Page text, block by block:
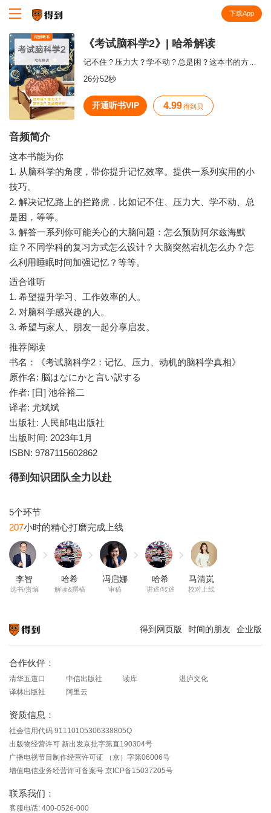
下载App
《考试脑科学2》| 哈希解读
记不住？压力大？学不动？总是困？这本书的方法能帮到你
26分52秒
开通听书VIP 4.99 得到贝
音频简介
这本书能为你
1. 从脑科学的角度，带你提升记忆效率。提供一系列实用的小
技巧。
2. 解决记忆路上的拦路虎，比如记不住、压力大、学不动、总
是困，等等。
3. 解答一系列你可能关心的大脑问题：怎么预防阿尔兹海默
症？不同学科的复习方式怎么设计？大脑突然宕机怎么办？怎
适合谁听
1. 希望提升学习、工作效率的人。
2. 对脑科学感兴趣的人。
3. 希望与家人、朋友一起分享启发。
推荐阅读
书名：《考试脑科学2：记忆、压力、动机的脑科学真相》
原作名: 脳はなにかと言い訳する
作者: [日] 池谷裕二
译者: 尤斌斌
出版社: 人民邮电出版社
出版时间: 2023年1月
ISBN: 9787115602862
得到知识团队全力以赴
207
李智
选书/责编
哈希
解读&撰稿
冯启娜
审稿
哈希
讲述/转述
马清岚
校对上线
得到网页版 时间的朋友 企业版
合作伙伴：
清华五道口 中信出版社 读库
湛庐文化
译林出版社
阿里云
资质信息：
社会信用代码 91110105306338805Q
出版物经营许可 新出发京批字第直190304号
广播电视节目制作经营许可证 （京）字第06006号
增值电信业务经营许可备案号 京ICP备15037205号
联系我们：
客服电话: 400-0526-000